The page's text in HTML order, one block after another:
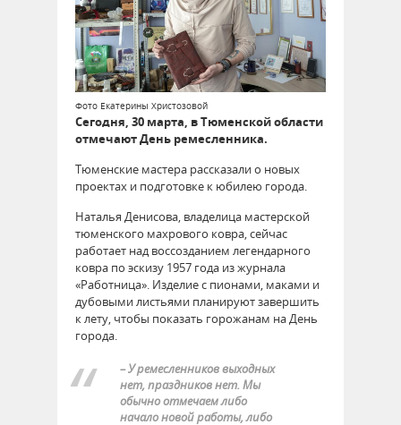
Фото Екатерины Христозовой
Сегодня, 30 марта, в Тюменской области
отмечают День ремесленника.
Тюменские мастера рассказали о новых
проектах и подготовке к юбилею города.
Наталья Денисова, владелица мастерской
тюменского махрового ковра, сейчас
работает над воссозданием легендарного
ковра по эскизу 1957 года из журнала
«Работница». Изделие с пионами, маками и
дубовыми листьями планируют завершить
к лету, чтобы показать горожанам на День
города.
– У ремесленников выходных
нет, праздников нет. Мы
обычно отмечаем либо
начало новой работы, либо